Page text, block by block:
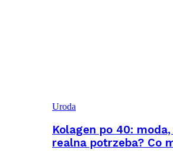
Uroda
Kolagen po 40:
realna potrzeba? Co